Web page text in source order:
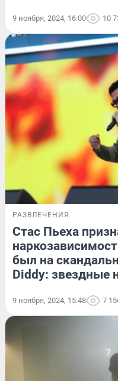
9 ноября, 2024, 16:00 10
РАЗВЛЕЧЕНИЯ
Стас Пьеха
был на
Diddy: звездные
9 ноября, 2024, 15:48 7